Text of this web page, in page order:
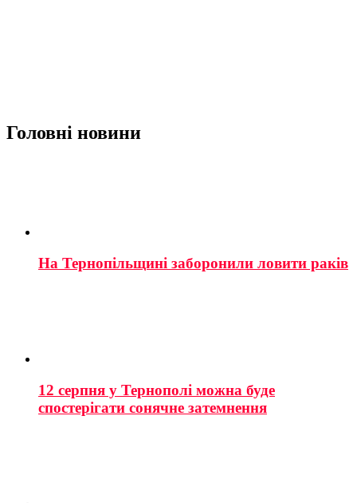
Головні новини
На Тернопільщині заборонили ловити раків
12 серпня у Тернополі можна буде
спостерігати сонячне затемнення